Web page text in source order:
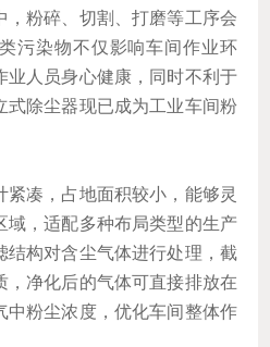
，粉碎、切割、打磨等工序会
污染物不仅影响车间作业环
业人员身心健康，同时不利于
式除尘器现已成为工业车间粉
紧凑，占地面积较小，能够灵
域，适配多种布局类型的生产
结构对含尘气体进行处理，截
，净化后的气体可直接排放在
中粉尘浓度，优化车间整体作